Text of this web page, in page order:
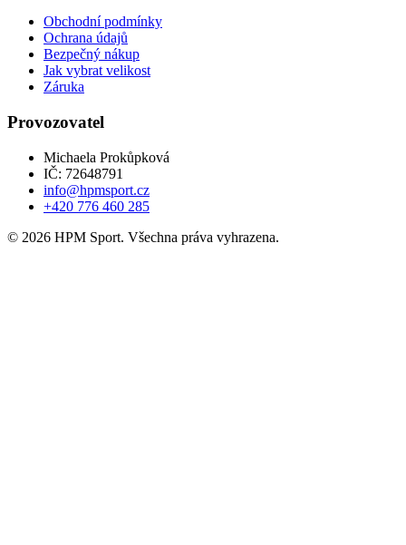
Obchodní podmínky
Ochrana údajů
Bezpečný nákup
Jak vybrat velikost
Záruka
Provozovatel
Michaela Prokůpková
IČ: 72648791
info@hpmsport.cz
+420 776 460 285
© 2026 HPM Sport. Všechna práva vyhrazena.